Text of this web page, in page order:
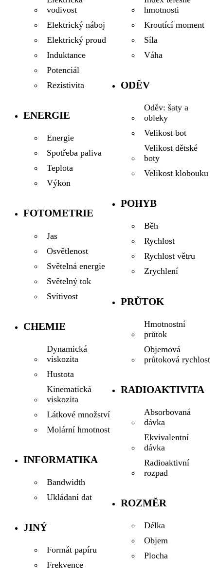
vodivost
Elektrický náboj
Elektrický proud
Induktance
Potenciál
Rezistivita
ENERGIE
Energie
Spotřeba paliva
Teplota
Výkon
FOTOMETRIE
Jas
Osvětlenost
Světelná energie
Světelný tok
Svítivost
CHEMIE
Dynamická
viskozita
Hustota
Kinematická
viskozita
Látkové množství
Molární hmotnost
INFORMATIKA
Bandwidth
Ukládaní dat
JINÝ
Formát papíru
Frekvence
hmotnosti
Kroutící moment
Síla
Váha
ODĚV
Oděv: šaty a
obleky
Velikost bot
Velikost dětské
boty
Velikost klobouku
POHYB
Běh
Rychlost
Rychlost větru
Zrychlení
PRŮTOK
Hmotnostní
průtok
Objemová
průtoková rychlost
RADIOAKTIVITA
Absorbovaná
dávka
Ekvivalentní
dávka
Radioaktivní
rozpad
ROZMĚR
Délka
Objem
Plocha